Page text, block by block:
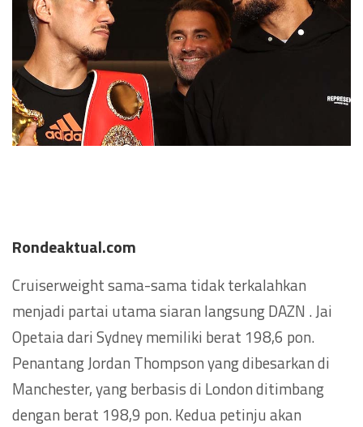
Rondeaktual.com
Cruiserweight sama-sama tidak terkalahkan
menjadi partai utama siaran langsung DAZN . Jai
Opetaia dari Sydney memiliki berat 198,6 pon.
Penantang Jordan Thompson yang dibesarkan di
Manchester, yang berbasis di London ditimbang
dengan berat 198,9 pon. Kedua petinju akan